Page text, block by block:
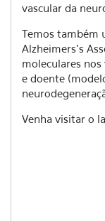
vascular da
Temos também
Alzheimers's
moleculares nos
e doente
Venha visitar o